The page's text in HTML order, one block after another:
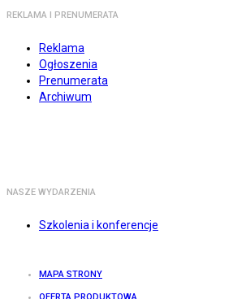
REKLAMA I PRENUMERATA
Reklama
Ogłoszenia
Prenumerata
Archiwum
NASZE WYDARZENIA
Szkolenia i konferencje
MAPA STRONY